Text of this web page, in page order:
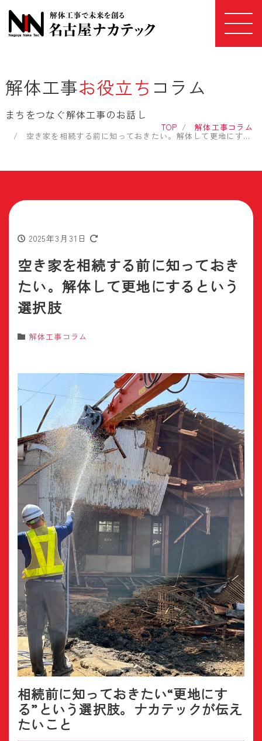
解体工事お役立ち コラム
まちをつなぐ解体工事のお話し
TOP 解体工事コラム
空き家を相続する前に知っておきたい。解体して更地にするという選択肢
2025年3月31日
空き家を相続する前に知っておき
たい。解体して更地にするという
選択肢
解体工事コラム
相続前に知っておきたい“更地にす
る”という選択肢。ナカテックが伝え
たいこと